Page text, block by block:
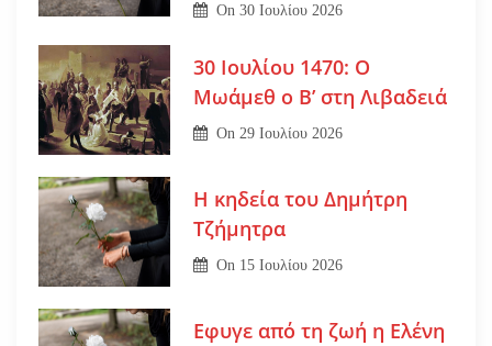
On30 Ιουλίου 2026
30 Ιουλίου 1470: Ο
Μωάμεθ ο Β’ στη Λιβαδειά
On29 Ιουλίου 2026
Η κηδεία του Δημήτρη
Τζήμητρα
On 15 Ιουλίου 2026
Εφυγε από τη ζωή η Ελένη